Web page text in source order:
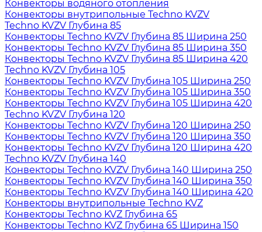
Конвекторы водяного отопления
Конвекторы внутрипольные Techno KVZV
Techno KVZV Глубина 85
Конвекторы Techno KVZV Глубина 85 Ширина 250
Конвекторы Techno KVZV Глубина 85 Ширина 350
Конвекторы Techno KVZV Глубина 85 Ширина 420
Techno KVZV Глубина 105
Конвекторы Techno KVZV Глубина 105 Ширина 250
Конвекторы Techno KVZV Глубина 105 Ширина 350
Конвекторы Techno KVZV Глубина 105 Ширина 420
Techno KVZV Глубина 120
Конвекторы Techno KVZV Глубина 120 Ширина 250
Конвекторы Techno KVZV Глубина 120 Ширина 350
Конвекторы Techno KVZV Глубина 120 Ширина 420
Techno KVZV Глубина 140
Конвекторы Techno KVZV Глубина 140 Ширина 250
Конвекторы Techno KVZV Глубина 140 Ширина 350
Конвекторы Techno KVZV Глубина 140 Ширина 420
Конвекторы внутрипольные Techno KVZ
Конвекторы Techno KVZ Глубина 65
Конвекторы Techno KVZ Глубина 65 Ширина 150